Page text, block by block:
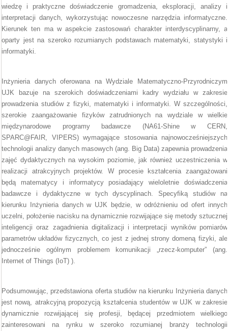
wiedzę i praktyczne doświadczenie gromadzenia, eksploracji, analizy i
interpretacji danych, wykorzystując nowoczesne narzędzia informatyczne.
Kierunek ten ma w aspekcie zastosowań charakter interdyscyplinarny, a
oparty jest na szeroko rozumianych podstawach matematyki, statystyki i
informatyki.
Inżynieria danych oferowana na Wydziale Matematyczno-Przyrodniczym
UJK bazuje na szerokich doświadczeniami kadry wydziału w zakresie
prowadzenia studiów z fizyki, matematyki i informatyki. W szczególności,
szerokie zaangażowanie fizyków zatrudnionych na wydziale w wielkie
międzynarodowe programy badawcze (NA61-Shine w CERN,
SPARC@FAIR, VIPERS) wymagające stosowania najnowocześniejszych
technologii analizy danych masowych (ang. Big Data) zapewnia prowadzenia
zajęć dydaktycznych na wysokim poziomie, jak również uczestniczenia w
realizacji atrakcyjnych projektów. W procesie kształcenia zaangażowani
będą matematycy i informatycy posiadający wieloletnie doświadczenia
badawcze i dydaktyczne w tych dyscyplinach. Specyfiką studiów na
kierunku Inżynieria danych w UJK będzie, w odróżnieniu od ofert innych
uczelni, położenie nacisku na dynamicznie rozwijające się metody sztucznej
inteligencji oraz zagadnienia digitalizacji i interpretacji wyników pomiarów
parametrów układów fizycznych, co jest z jednej strony domeną fizyki, ale
jednocześnie ogólnym problemem komunikacji „rzecz-komputer” (ang.
Internet of Things (IoT) ).
Podsumowując, przedstawiona oferta studiów na kierunku Inżynieria danych
jest nową, atrakcyjną propozycją kształcenia studentów w UJK w zakresie
dynamicznie rozwijającej się profesji, będącej przedmiotem wielkiego
zainteresowani na rynku w szeroko rozumianej branży technologii